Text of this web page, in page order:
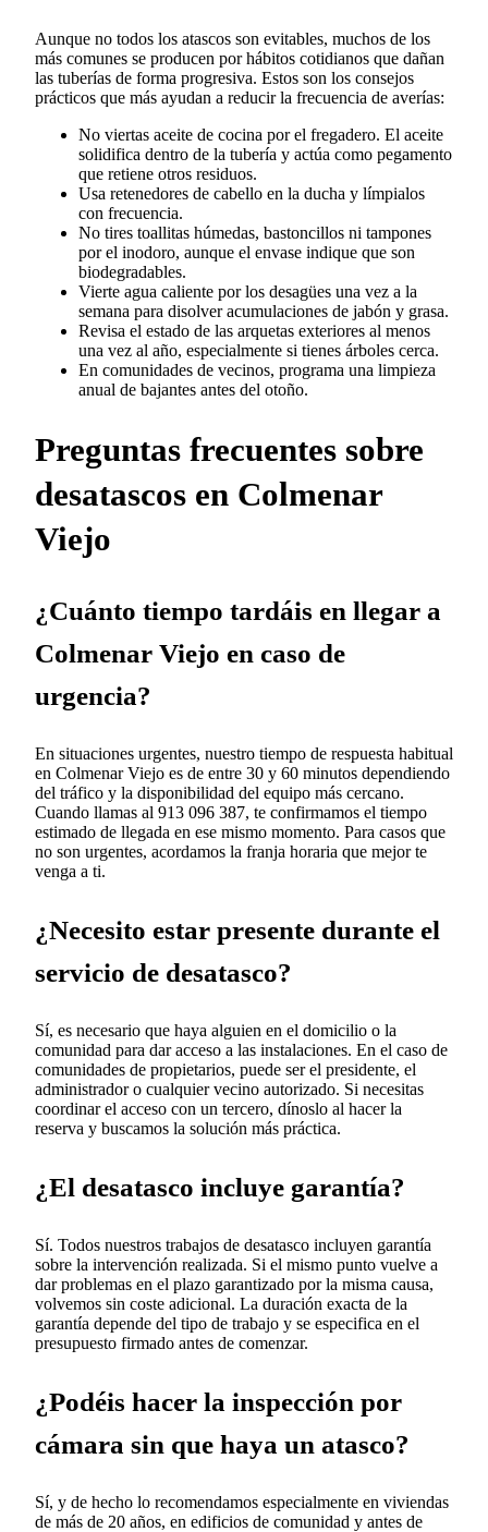
Aunque no todos los atascos son evitables, muchos de los
más comunes se producen por hábitos cotidianos que dañan
las tuberías de forma progresiva. Estos son los consejos
prácticos que más ayudan a reducir la frecuencia de averías:
No viertas aceite de cocina por el fregadero. El aceite
solidifica dentro de la tubería y actúa como pegamento
que retiene otros residuos.
Usa retenedores de cabello en la ducha y límpialos
con frecuencia.
No tires toallitas húmedas, bastoncillos ni tampones
por el inodoro, aunque el envase indique que son
biodegradables.
Vierte agua caliente por los desagües una vez a la
semana para disolver acumulaciones de jabón y grasa.
Revisa el estado de las arquetas exteriores al menos
una vez al año, especialmente si tienes árboles cerca.
En comunidades de vecinos, programa una limpieza
anual de bajantes antes del otoño.
Preguntas frecuentes sobre
desatascos en Colmenar
Viejo
¿Cuánto tiempo tardáis en llegar a
Colmenar Viejo en caso de
urgencia?
En situaciones urgentes, nuestro tiempo de respuesta habitual
en Colmenar Viejo es de entre 30 y 60 minutos dependiendo
del tráfico y la disponibilidad del equipo más cercano.
Cuando llamas al 913 096 387, te confirmamos el tiempo
estimado de llegada en ese mismo momento. Para casos que
no son urgentes, acordamos la franja horaria que mejor te
venga a ti.
¿Necesito estar presente durante el
servicio de desatasco?
Sí, es necesario que haya alguien en el domicilio o la
comunidad para dar acceso a las instalaciones. En el caso de
comunidades de propietarios, puede ser el presidente, el
administrador o cualquier vecino autorizado. Si necesitas
coordinar el acceso con un tercero, dínoslo al hacer la
reserva y buscamos la solución más práctica.
¿El desatasco incluye garantía?
Sí. Todos nuestros trabajos de desatasco incluyen garantía
sobre la intervención realizada. Si el mismo punto vuelve a
dar problemas en el plazo garantizado por la misma causa,
volvemos sin coste adicional. La duración exacta de la
garantía depende del tipo de trabajo y se especifica en el
presupuesto firmado antes de comenzar.
¿Podéis hacer la inspección por
cámara sin que haya un atasco?
Sí, y de hecho lo recomendamos especialmente en viviendas
de más de 20 años, en edificios de comunidad y antes de